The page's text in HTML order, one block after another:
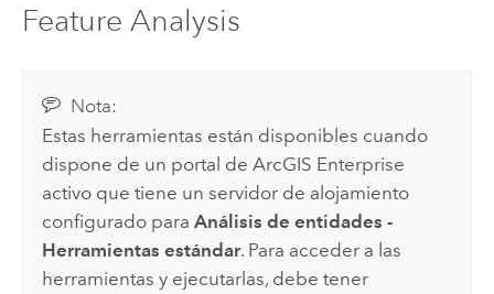
Feature Analysis
Nota:
Estas herramientas están disponibles cuando
dispone de un portal deArcGIS Enterprise
activo que tiene un servidor de alojamiento
configurado paraAnálisis de entidades -
Herramientas estándar. Para acceder a las
herramientas y ejecutarlas, debe tener